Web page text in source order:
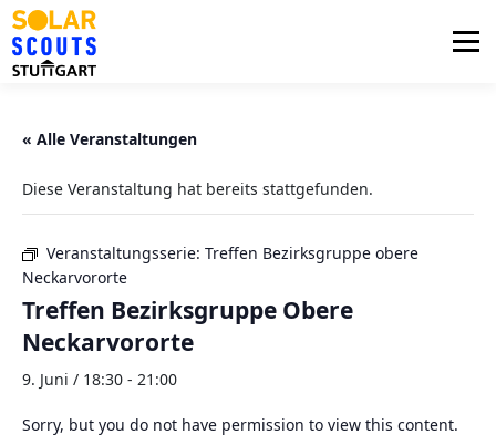
Zum
Inhalt
springen
Menü
« Alle Veranstaltungen
Diese Veranstaltung hat bereits stattgefunden.
Veranstaltungsserie: Treffen Bezirksgruppe obere
Neckarvororte
Treffen Bezirksgruppe Obere
Neckarvororte
9. Juni / 18:30 - 21:00
Sorry, but you do not have permission to view this content.